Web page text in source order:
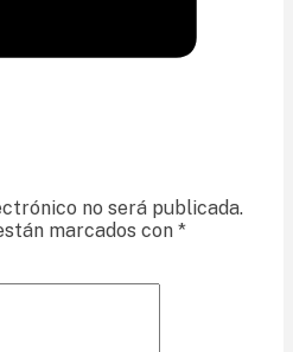
no será publicada.
marcados con *